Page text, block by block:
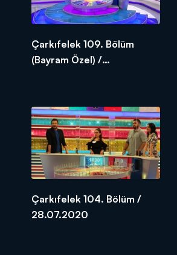
Çarkıfelek 109. Bölüm
(Bayram Özel) /
Çarkıfelek 104. Bölüm /
28.07.2020